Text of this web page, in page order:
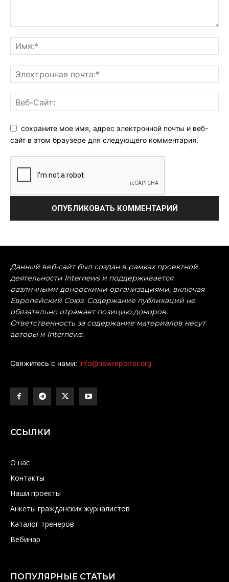
сохраните мое имя, адрес электронной почты и веб-
сайт в этом браузере для следующего комментария.
Данный веб-сайт был создан в рамках проектной
деятельности Internews и поддерживается
различными донорскими организациями, включая
Европейский Союз. Содержание публикаций не
обязательно отражает позицию доноров.
Ответственность за содержание материалов несут
авторы и Internews.
Свяжитесь с нами: info@newreporter.org
ССЫЛКИ
О нас
Контакты
Наши проекты
Анкеты гражданских журналистов
Каталог тренеров
Вебинар
ПОПУЛЯРНЫЕ СТАТЬИ